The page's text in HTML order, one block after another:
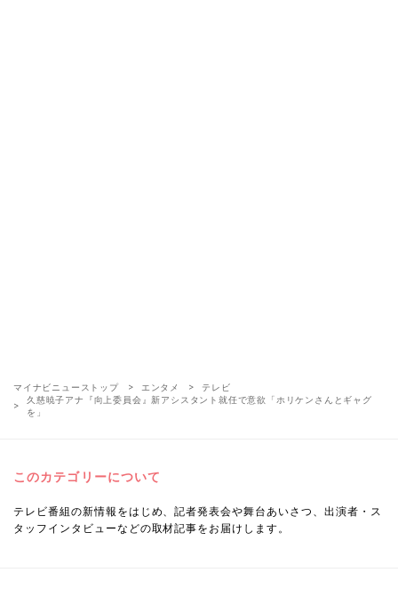
マイナビニューストップ エンタメ
テレビ
久慈暁子アナ『向上委員会』新アシスタント就任で意欲「ホリケンさんとギャグ
を」
このカテゴリーについて
テレビ番組の新情報をはじめ、記者発表会や舞台あいさつ、出演者・ス
タッフインタビューなどの取材記事をお届けします。